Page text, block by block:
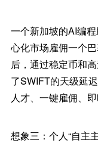
一个新加坡的AI编
心化市场雇佣一个
后，通过稳定币和
了SWIFT的天级延
人才、一键雇佣、即
想象三：个人“自主